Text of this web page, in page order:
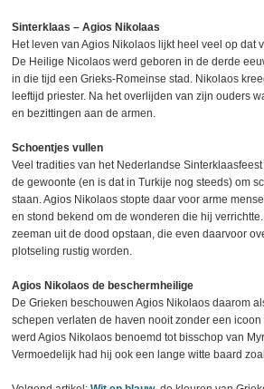
Sinterklaas – Agios Nikolaas
Het leven van Agios Nikolaos lijkt heel veel op
De Heilige Nicolaos werd geboren in de derde
in die tijd een Grieks-Romeinse stad. Nikolaos
leeftijd priester. Na het overlijden van zijn ouders
en bezittingen aan de armen.
Schoentjes vullen
Veel tradities van het Nederlandse
de gewoonte (en is dat in Turkije nog steeds) om
staan. Agios Nikolaos stopte daar voor arme
en stond bekend om de wonderen die hij
zeeman uit de dood opstaan, die even daarvoor
plotseling rustig worden.
Agios Nikolaos de beschermheilige
De Grieken beschouwen Agios Nikolaos daarom
schepen verlaten de haven nooit zonder een
werd Agios Nikolaos benoemd tot bisschop van
Vermoedelijk had hij ook een lange witte baard